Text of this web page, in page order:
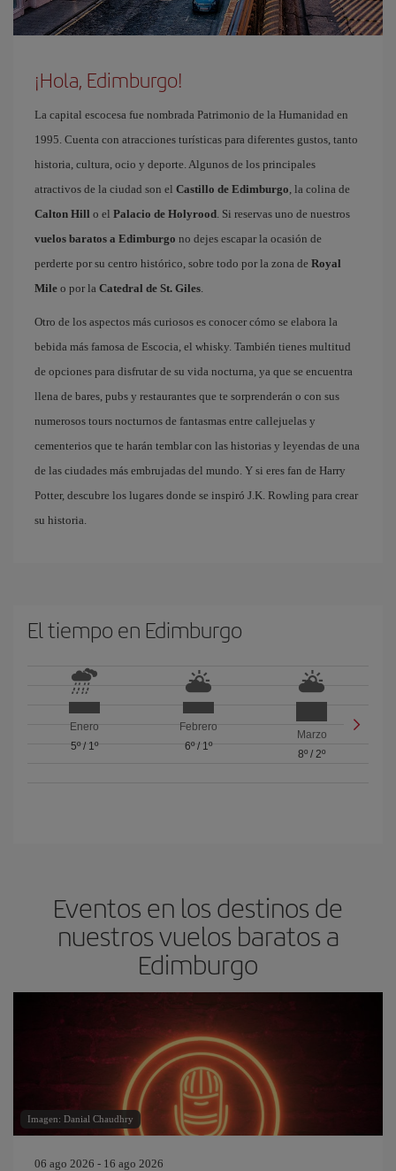
¡Hola, Edimburgo!
La capital escocesa fue nombrada Patrimonio de la Humanidad en
1995. Cuenta con atracciones turísticas para diferentes gustos, tanto
historia, cultura, ocio y deporte. Algunos de los principales
atractivos de la ciudad son el Castillo de Edimburgo, la colina de
Calton Hill o el Palacio de Holyrood. Si reservas uno de nuestros
vuelos baratos a Edimburgo no dejes escapar la ocasión de
perderte por su centro histórico, sobre todo por la zona de Royal
Mile o por la Catedral de St. Giles.
Otro de los aspectos más curiosos es conocer cómo se elabora la
bebida más famosa de Escocia, el whisky. También tienes multitud
de opciones para disfrutar de su vida nocturna, ya que se encuentra
llena de bares, pubs y restaurantes que te sorprenderán o con sus
numerosos tours nocturnos de fantasmas entre callejuelas y
cementerios que te harán temblar con las historias y leyendas de una
de las ciudades más embrujadas del mundo. Y si eres fan de Harry
Potter, descubre los lugares donde se inspiró J.K. Rowling para crear
su historia.
El tiempo en Edimburgo
Enero
5º/ 1º
Febrero
6º/ 1º
Marzo
8º /2º
Eventos en los destinos de
nuestros vuelos baratos a
Edimburgo
Imagen: Danial Chaudhry
06 ago 2026 - 16 ago 2026